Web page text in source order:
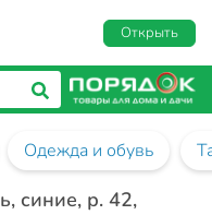
Открыть
Одежда и обувь
синие, р. 42,